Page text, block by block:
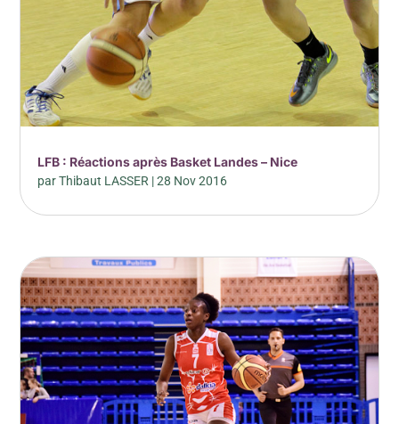
LFB : Réactions après Basket Landes – Nice
parThibaut LASSER |28 Nov 2016